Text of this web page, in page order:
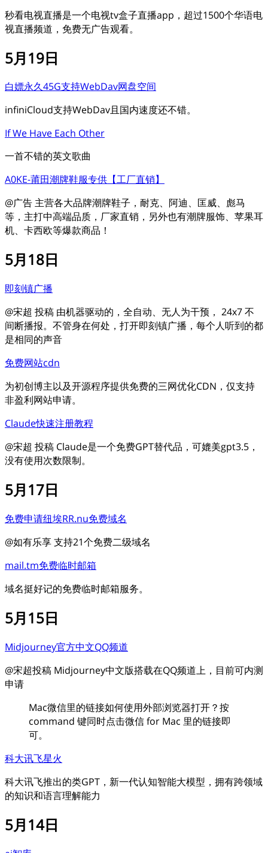
秒看电视直播是一个电视tv盒子直播app，超过1500个华语电
视直播频道，免费无广告观看。
5月19日
白嫖永久45G支持WebDav网盘空间
infiniCloud支持WebDav且国内速度还不错。
If We Have Each Other
一首不错的英文歌曲
A0KE-莆田潮牌鞋服专供【工厂直销】
@广告 主营各大品牌潮牌鞋子，耐克、阿迪、匡威、彪马
等，主打中高端品质，厂家直销，另外也有潮牌服饰、苹果耳
机、卡西欧等爆款商品！
5月18日
即刻镇广播
@宋超 投稿 由机器驱动的，全自动、无人为干预， 24x7 不
间断播报。不管身在何处，打开即刻镇广播，每个人听到的都
是相同的声音
免费网站cdn
为初创博主以及开源程序提供免费的三网优化CDN，仅支持
非盈利网站申请。
Claude快速注册教程
@宋超 投稿 Claude是一个免费GPT替代品，可媲美gpt3.5，
没有使用次数限制。
5月17日
免费申请纽埃RR.nu免费域名
@如有乐享 支持21个免费二级域名
mail.tm免费临时邮箱
域名挺好记的免费临时邮箱服务。
5月15日
Midjourney官方中文QQ频道
@宋超投稿 Midjourney中文版搭载在QQ频道上，目前可内测
申请
Mac微信里的链接如何使用外部浏览器打开？按
command 键同时点击微信 for Mac 里的链接即
可。
科大讯飞星火
科大讯飞推出的类GPT，新一代认知智能大模型，拥有跨领域
的知识和语言理解能力
5月14日